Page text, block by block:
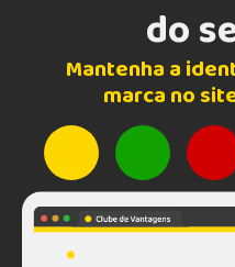
do
Mantenha a
marca no